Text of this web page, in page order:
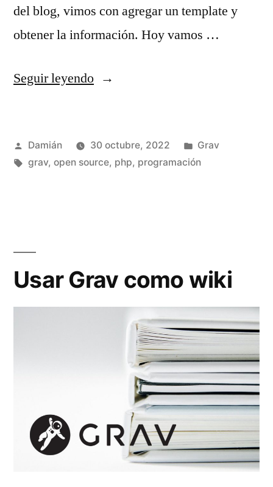
del blog, vimos con agregar un template y
obtener la información. Hoy vamos …
Seguir leyendo«Agregar
del
autor
Publicado
por
Damián 30 octubre, 2022
Publicado
en
Grav
Etiquetas:
grav, open source, php, programación
Usar Grav como wiki